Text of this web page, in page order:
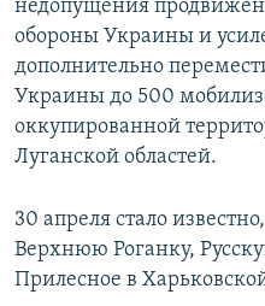
недопущения
обороны Украины и
дополнительно
Украины до 500
оккупированной
Луганской областей.
30 апреля стало
Верхнюю Роганку,
Прилесное в